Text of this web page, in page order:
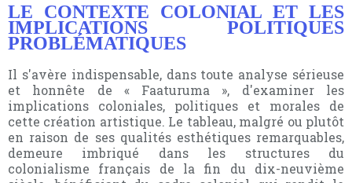
LE CONTEXTE COLONIAL ET LES
IMPLICATIONS POLITIQUES
PROBLÉMATIQUES
Il s'avère indispensable, dans toute analyse sérieuse
et honnête de « Faaturuma », d'examiner les
implications coloniales, politiques et morales de
cette création artistique. Le tableau, malgré ou plutôt
en raison de ses qualités esthétiques remarquables,
demeure imbriqué dans les structures du
colonialisme français de la fin du dix-neuvième